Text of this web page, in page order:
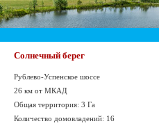
Солнечный берег
Рублево-Успенское шоссе
26 км от МКАД
Общая территория: 3 Га
Количество домовладений: 16